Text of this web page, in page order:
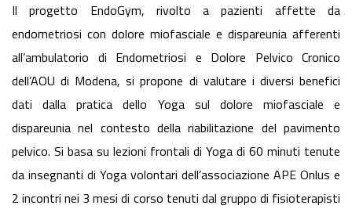
Il progetto EndoGym, rivolto a pazienti affette da
endometriosi con dolore miofasciale e dispareunia afferenti
all’ambulatorio di Endometriosi e Dolore Pelvico Cronico
dell’AOU di Modena, si propone di valutare i diversi benefici
dati dalla pratica dello Yoga sul dolore miofasciale e
dispareunia nel contesto della riabilitazione del pavimento
pelvico. Si basa su lezioni frontali di Yoga di 60 minuti tenute
da insegnanti di Yoga volontari dell’associazione APE Onlus e
2 incontri nei 3 mesi di corso tenuti dal gruppo di fisioterapisti